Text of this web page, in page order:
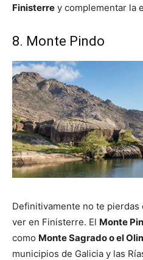
Finisterre y complementar la
8. Monte Pindo
Definitivamente no te pierdas
ver en Finisterre. El Monte
como Monte Sagradoo el
municipios de Galicia y las